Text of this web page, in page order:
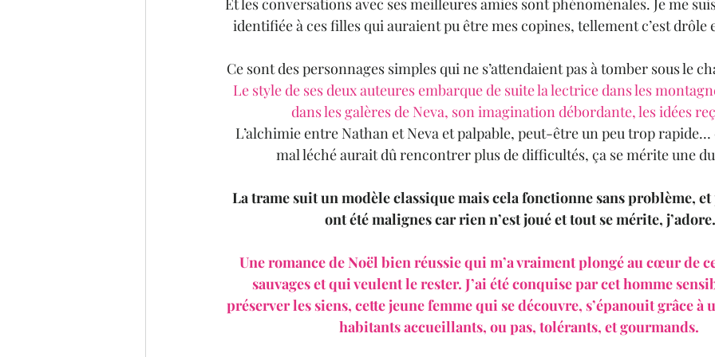
Et les conversations avec ses meilleures amies sont phénoménales. Je me
identifiée à ces filles qui auraient pu être mes copines, tellement c’est drôle
Ce sont des personnages simples qui ne s’attendaient pas à tomber sous le
Le style de ses deux auteures embarque de suite la lectrice dans les
dans les galères de Neva, son imagination débordante, les idées
L’alchimie entre Nathan et Neva et palpable, peut-être un peu trop
mal léché aurait dû rencontrer plus de difficultés, ça se mérite une
La trame suit un modèle classique mais cela fonctionne sans problème,
ont été malignes car rien n’est joué et tout se mérite, j’adore.
Une romance de Noël bien réussie qui m’a vraiment plongé au cœur de
sauvages et qui veulent le rester. J’ai été conquise par cet homme
préserver les siens, cette jeune femme qui se découvre, s’épanouit grâce à
habitants accueillants, ou pas, tolérants, et gourmands.